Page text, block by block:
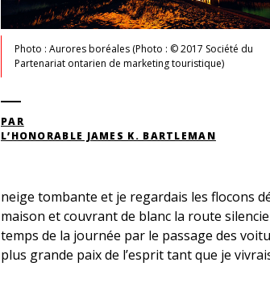
Photo : Aurores boréales (Photo : © 2017 Société du
Partenariat ontarien de marketing touristique)
PAR
L’HONORABLE JAMES K. BARTLEMAN
neige tombante et je regardais les flocons
maison et couvrant de blanc la route
temps de la journée par le passage des
plus grande paix de l’esprit tant que je